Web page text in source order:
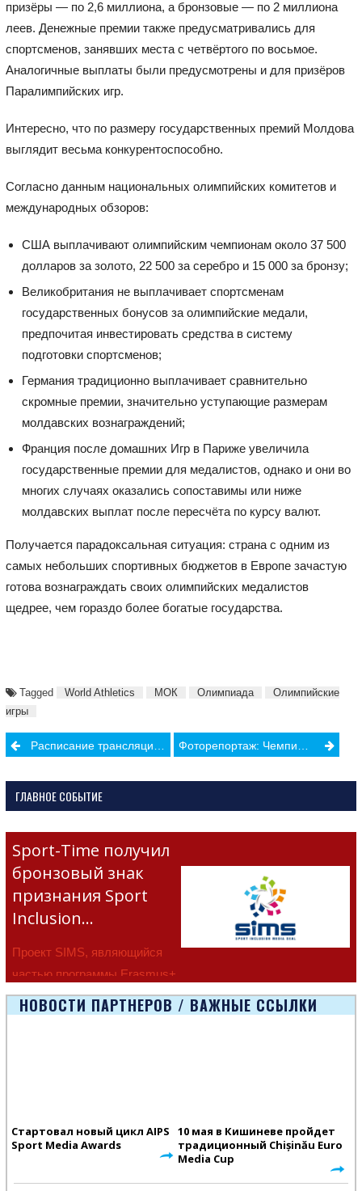
призёры — по 2,6 миллиона, а бронзовые — по 2 миллиона
леев. Денежные премии также предусматривались для
спортсменов, занявших места с четвёртого по восьмое.
Аналогичные выплаты были предусмотрены и для призёров
Паралимпийских игр.
Интересно, что по размеру государственных премий Молдова
выглядит весьма конкурентоспособно.
Согласно данным национальных олимпийских комитетов и
международных обзоров:
США выплачивают олимпийским чемпионам около 37 500
долларов за золото, 22 500 за серебро и 15 000 за бронзу;
Великобритания не выплачивает спортсменам
государственных бонусов за олимпийские медали,
предпочитая инвестировать средства в систему
подготовки спортсменов;
Германия традиционно выплачивает сравнительно
скромные премии, значительно уступающие размерам
молдавских вознаграждений;
Франция после домашних Игр в Париже увеличила
государственные премии для медалистов, однако и они во
многих случаях оказались сопоставимы или ниже
молдавских выплат после пересчёта по курсу валют.
Получается парадоксальная ситуация: страна с одним из
самых небольших спортивных бюджетов в Европе зачастую
готова вознаграждать своих олимпийских медалистов
щедрее, чем гораздо более богатые государства.
Tagged World Athletics МОК Олимпиада
Олимпийские
игры
PostРасписание трансляций матчей группового этапа Чемпионата Мира по Футболу Фоторепортаж: Чемпионат Республики Молдова по пара-пауэрлифтингу 2026
ГЛАВНОЕ СОБЫТИЕ
Sport-Time получил
бронзовый знак
признания Sport
Inclusion…
Проект SIMS, являющийся
частью программы Erasmus+
Европейско
НОВОСТИ ПАРТНЕРОВ / ВАЖНЫЕ ССЫЛКИ
Стартовал новый цикл AIPS
Sport Media Awards
10 мая в Кишиневе пройдет
традиционный Chișinău Euro
Media Cup